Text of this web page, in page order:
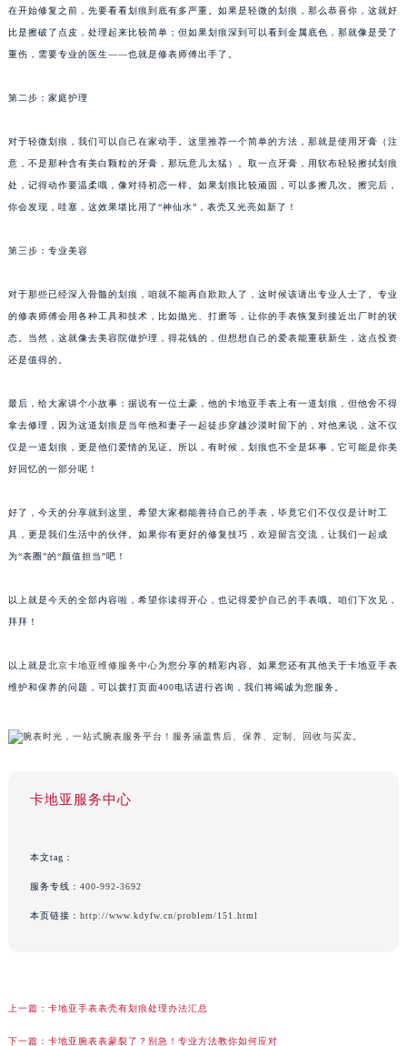
在开始修复之前，先要看看划痕到底有多严重。如果是轻微的划痕，那么恭喜你，这就好
比是擦破了点皮，处理起来比较简单；但如果划痕深到可以看到金属底色，那就像是受了
重伤，需要专业的医生——也就是修表师傅出手了。
第二步：家庭护理
对于轻微划痕，我们可以自己在家动手。这里推荐一个简单的方法，那就是使用牙膏（注
意，不是那种含有美白颗粒的牙膏，那玩意儿太猛）。取一点牙膏，用软布轻轻擦拭划痕
处，记得动作要温柔哦，像对待初恋一样。如果划痕比较顽固，可以多擦几次。擦完后，
你会发现，哇塞，这效果堪比用了“神仙水”，表壳又光亮如新了！
第三步：专业美容
对于那些已经深入骨髓的划痕，咱就不能再自欺欺人了，这时候该请出专业人士了。专业
的修表师傅会用各种工具和技术，比如抛光、打磨等，让你的手表恢复到接近出厂时的状
态。当然，这就像去美容院做护理，得花钱的，但想想自己的爱表能重获新生，这点投资
还是值得的。
最后，给大家讲个小故事：据说有一位土豪，他的卡地亚手表上有一道划痕，但他舍不得
拿去修理，因为这道划痕是当年他和妻子一起徒步穿越沙漠时留下的，对他来说，这不仅
仅是一道划痕，更是他们爱情的见证。所以，有时候，划痕也不全是坏事，它可能是你美
好回忆的一部分呢！
好了，今天的分享就到这里。希望大家都能善待自己的手表，毕竟它们不仅仅是计时工
具，更是我们生活中的伙伴。如果你有更好的修复技巧，欢迎留言交流，让我们一起成
为“表圈”的“颜值担当”吧！
以上就是今天的全部内容啦，希望你读得开心，也记得爱护自己的手表哦。咱们下次见，
拜拜！
以上就是北京卡地亚维修服务中心为您分享的精彩内容。如果您还有其他关于卡地亚手表
维护和保养的问题，可以拨打页面400电话进行咨询，我们将竭诚为您服务。
卡地亚服务中心
本文tag：
服务专线： 400-992-3692
本页链接： http://www.kdyfw.cn/problem/151.html
上一篇： 卡地亚手表表壳有划痕处理办法汇总
下一篇： 卡地亚腕表表蒙裂了？别急！专业方法教你如何应对